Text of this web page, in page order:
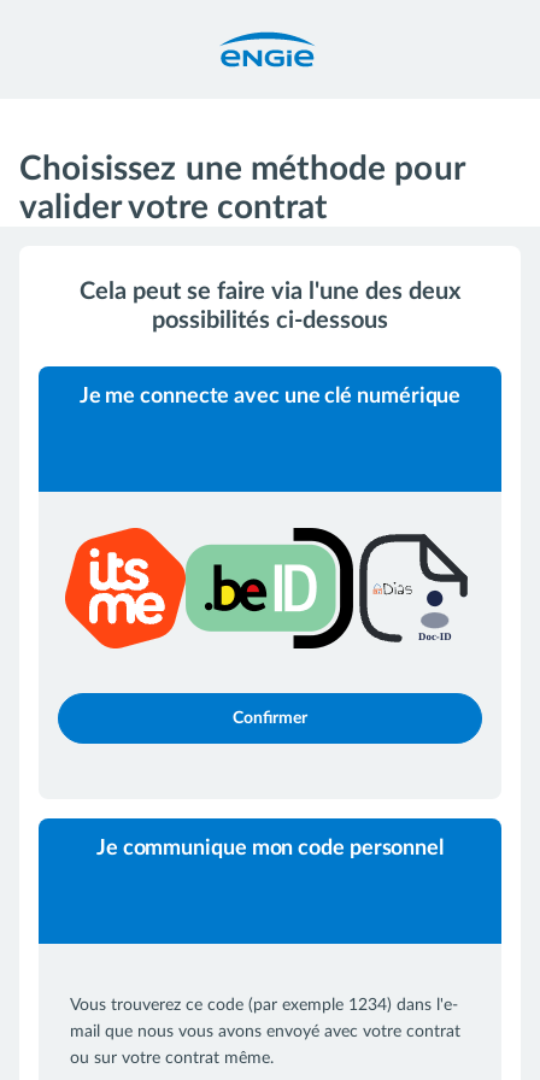
Choisissez une méthode pour
valider votre contrat
Cela peut se faire via l'une des deux
possibilités ci-dessous
Je me connecte avec une clé numérique
Confirmer
Je communique mon code personnel
Vous trouverez ce code (par exemple 1234) dans l'e-
mail que nous vous avons envoyé avec votre contrat
ou sur votre contrat même.